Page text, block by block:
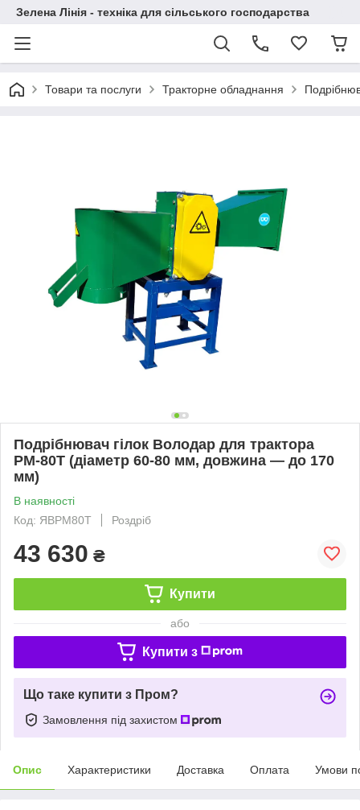
Зелена Лінія - техніка для сільського господарства
Товари та послуги Тракторне обладнання
Подрібнювач гілок Володар для трактора
РМ-80Т (діаметр 60-80 мм, довжина — до 170
мм)
В наявності
Код: ЯВРМ80Т
Роздріб
43 630 ₴
Купити
або
Купити з
Що таке купити з Пром?
Замовлення під захистом
Опис Характеристики Доставка Оплата Умови